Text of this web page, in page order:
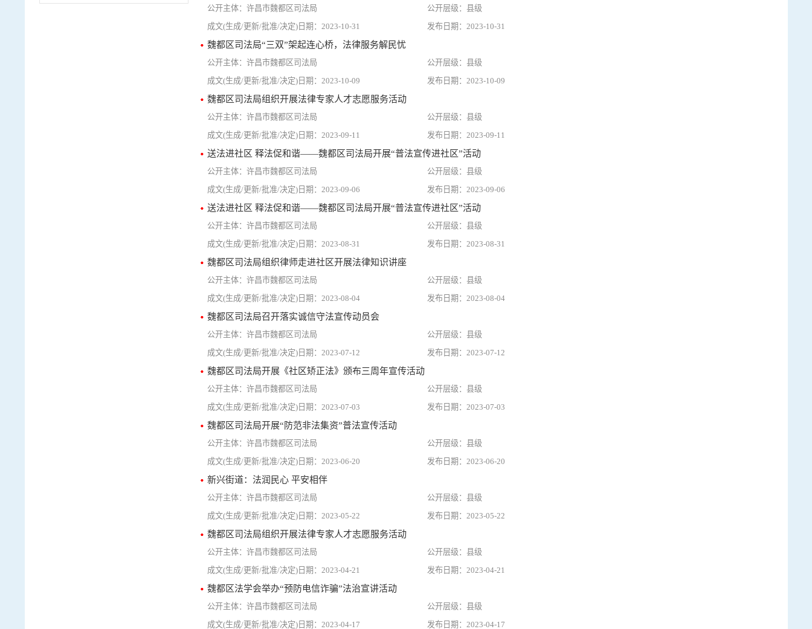
许昌市魏都区司法局
县级
2023-10-31
2023-10-31
魏都区司法局“三双”架起连心桥，法律服务解民忧
许昌市魏都区司法局
县级
2023-10-09
2023-10-09
魏都区司法局组织开展法律专家人才志愿服务活动
许昌市魏都区司法局
县级
2023-09-11
2023-09-11
送法进社区 释法促和谐——魏都区司法局开展“普法宣传进社区”活动
许昌市魏都区司法局
县级
2023-09-06
2023-09-06
送法进社区 释法促和谐——魏都区司法局开展“普法宣传进社区”活动
许昌市魏都区司法局
县级
2023-08-31
2023-08-31
魏都区司法局组织律师走进社区开展法律知识讲座
许昌市魏都区司法局
县级
2023-08-04
2023-08-04
魏都区司法局召开落实诚信守法宣传动员会
许昌市魏都区司法局
县级
2023-07-12
2023-07-12
魏都区司法局开展《社区矫正法》颁布三周年宣传活动
许昌市魏都区司法局
县级
2023-07-03
2023-07-03
魏都区司法局开展“防范非法集资”普法宣传活动
许昌市魏都区司法局
县级
2023-06-20
2023-06-20
新兴街道：法润民心 平安相伴
许昌市魏都区司法局
县级
2023-05-22
2023-05-22
魏都区司法局组织开展法律专家人才志愿服务活动
许昌市魏都区司法局
县级
2023-04-21
2023-04-21
魏都区法学会举办“预防电信诈骗”法治宣讲活动
许昌市魏都区司法局
县级
2023-04-17
2023-04-17